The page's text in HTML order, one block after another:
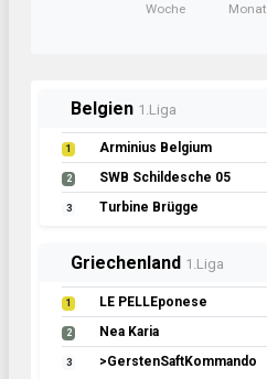
Woche
Monat
Belgien 1.Liga
1 Arminius Belgium
2 SWB Schildesche 05
3 Turbine Brügge
Griechenland 1.Liga
1 LE PELLEponese
2 Nea Karia
3 >GerstenSaftKommando